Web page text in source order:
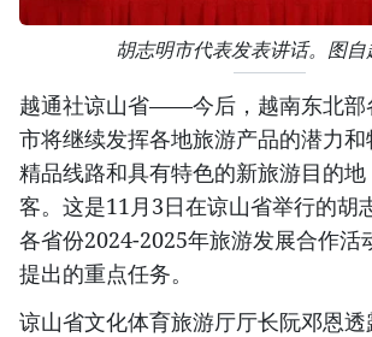
胡志明市代表发表讲话。图自
越通社谅山省——今后，越南东北部
市将继续发挥各地旅游产品的潜力
精品线路和具有特色的新旅游目的
客。这是11月3日在谅山省举行的胡
各省份2024-2025年旅游发展合作活
提出的重点任务。
谅山省文化体育旅游厅厅长阮邓恩透